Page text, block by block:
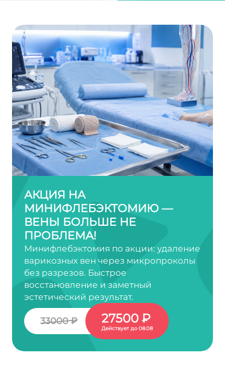
АКЦИЯ НА
МИНИФЛЕБЭКТОМИЮ —
ВЕНЫ БОЛЬШЕ НЕ
ПРОБЛЕМА!
Минифлебэктомия по акции: удаление
варикозных вен через микропроколы
без разрезов. Быстрое
восстановление и заметный
эстетический результат.
33000 ₽ 27500 ₽
Действует до 08.08